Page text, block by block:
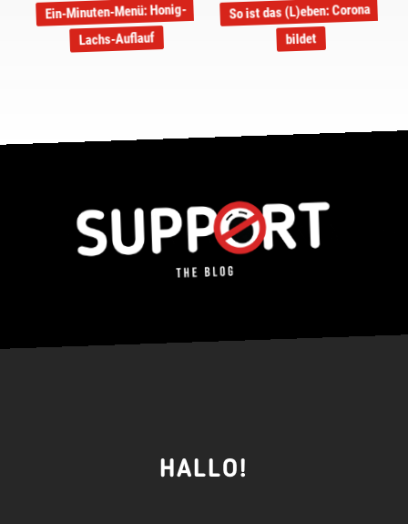
Ein-Minuten-Menü: Honig-
Lachs-Auflauf
So ist das (L)eben: Corona
bildet
HALLO!